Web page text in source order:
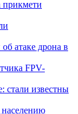
прикмети
атаке дрона в
FPV-
стали известны